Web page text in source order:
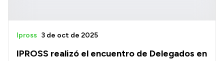
IPROSS realizó el encuentro de Delegados en
Ipross 3 de oct de 2025